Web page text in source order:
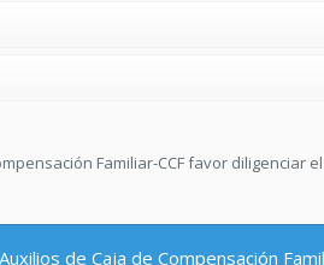
Familiar-CCF favor diligenciar
de Caja de Compensación